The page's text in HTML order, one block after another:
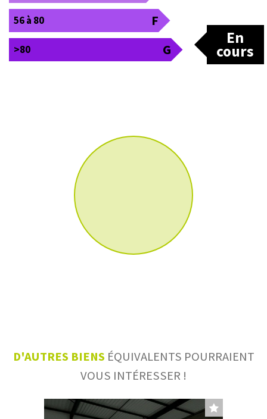
En
cours
56 à 80 F
>80 G
D'AUTRES BIENS ÉQUIVALENTS POURRAIENT
VOUS INTÉRESSER !